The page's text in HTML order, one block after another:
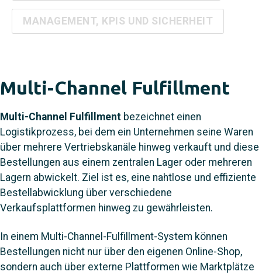
MANAGEMENT, KPIS UND SICHERHEIT
Multi-Channel Fulfillment
Multi-Channel Fulfillment bezeichnet einen
Logistikprozess, bei dem ein Unternehmen seine Waren
über mehrere Vertriebskanäle hinweg verkauft und diese
Bestellungen aus einem zentralen Lager oder mehreren
Lagern abwickelt. Ziel ist es, eine nahtlose und effiziente
Bestellabwicklung über verschiedene
Verkaufsplattformen hinweg zu gewährleisten.
In einem Multi-Channel-Fulfillment-System können
Bestellungen nicht nur über den eigenen Online-Shop,
sondern auch über externe Plattformen wie Marktplätze